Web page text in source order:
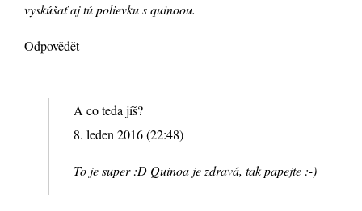
vyskúšať aj tú polievku s quinoou.
Odpovědět
A co teda jíš?
8. leden 2016 (22:48)
To je super :D Quinoa je zdravá, tak papejte :-)